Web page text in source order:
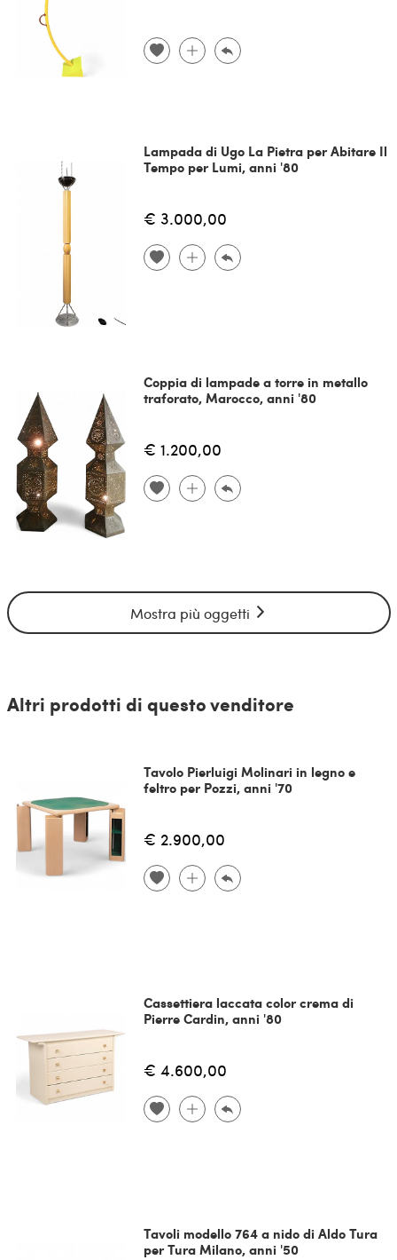
Lampada di Ugo La Pietra per Abitare Il
Tempo per Lumi, anni '80
€ 3.000,00
Coppia di lampade a torre in metallo
traforato, Marocco, anni '80
€ 1.200,00
Mostra più oggetti
Altri prodotti di questo venditore
Tavolo Pierluigi Molinari in legno e
feltro per Pozzi, anni '70
€ 2.900,00
Cassettiera laccata color crema di
Pierre Cardin, anni '80
€ 4.600,00
Tavoli modello 764 a nido di Aldo Tura
per Tura Milano, anni '50